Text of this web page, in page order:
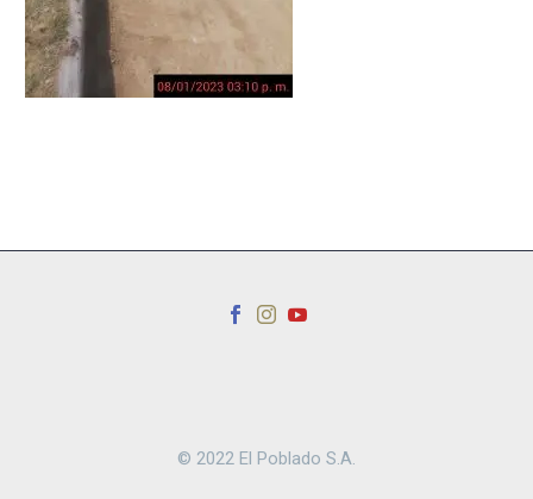
© 2022 El Poblado S.A.